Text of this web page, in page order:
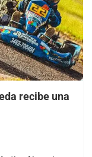
recibe una